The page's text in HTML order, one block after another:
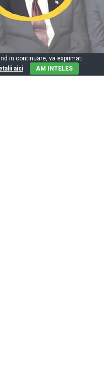
in continuare, va exprimati
aici AM INTELES